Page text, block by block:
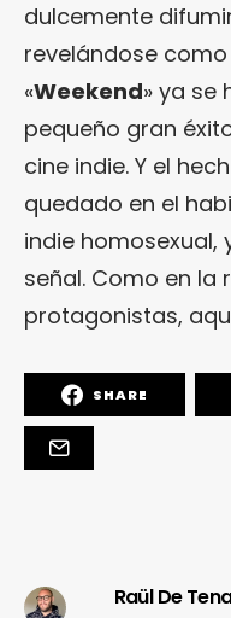
dulcemente
revelándose
«Weekend» ya se
pequeño gran
cine indie. Y el
quedado en el
indie homosexual,
señal. Como en la
protagonistas,
SHARE
Raül De